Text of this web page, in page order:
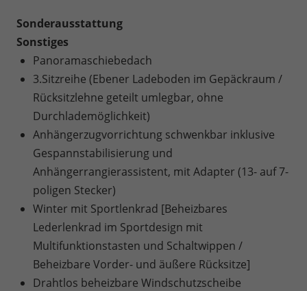
Sonderausstattung
Sonstiges
Panoramaschiebedach
3.Sitzreihe (Ebener Ladeboden im Gepäckraum /
Rücksitzlehne geteilt umlegbar, ohne
Durchlademöglichkeit)
Anhängerzugvorrichtung schwenkbar inklusive
Gespannstabilisierung und
Anhängerrangierassistent, mit Adapter (13- auf 7-
poligen Stecker)
Winter mit Sportlenkrad [Beheizbares
Lederlenkrad im Sportdesign mit
Multifunktionstasten und Schaltwippen /
Beheizbare Vorder- und äußere Rücksitze]
Drahtlos beheizbare Windschutzscheibe